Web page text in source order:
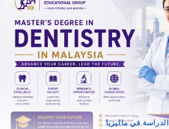
الدراسة في ماليزيا